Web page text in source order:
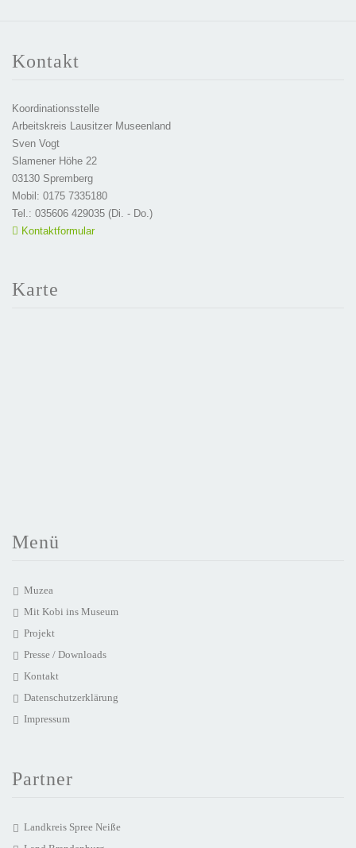
Kontakt
Koordinationsstelle
Arbeitskreis Lausitzer Museenland
Sven Vogt
Slamener Höhe 22
03130 Spremberg
Mobil: 0175 7335180
Tel.: 035606 429035 (Di. - Do.)
Kontaktformular
Karte
Menü
Muzea
Mit Kobi ins Museum
Projekt
Presse / Downloads
Kontakt
Datenschutzerklärung
Impressum
Partner
Landkreis Spree Neiße